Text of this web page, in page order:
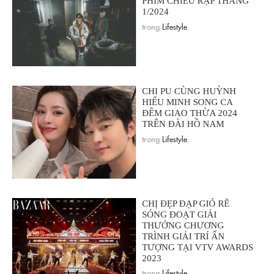
1/2024
trong Lifestyle
CHI PU CÙNG HUỲNH
HIỂU MINH SONG CA
ĐÊM GIAO THỪA 2024
TRÊN ĐÀI HỒ NAM
trong Lifestyle
CHỊ ĐẸP ĐẠP GIÓ RẼ
SÓNG ĐOẠT GIẢI
THƯỞNG CHƯƠNG
TRÌNH GIẢI TRÍ ẤN
TƯỢNG TẠI VTV AWARDS
2023